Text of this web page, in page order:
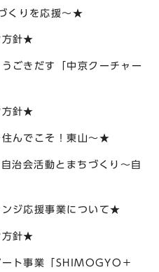
くりを応援～★
針★
きだす「中京クーチャー
針★
んでこそ！東山～★
治会活動とまちづくり～自
ジ応援事業について★
針★
ト事業「SHIMOGYO＋